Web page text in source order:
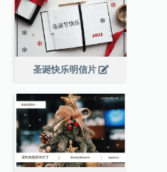
圣诞快乐明信片